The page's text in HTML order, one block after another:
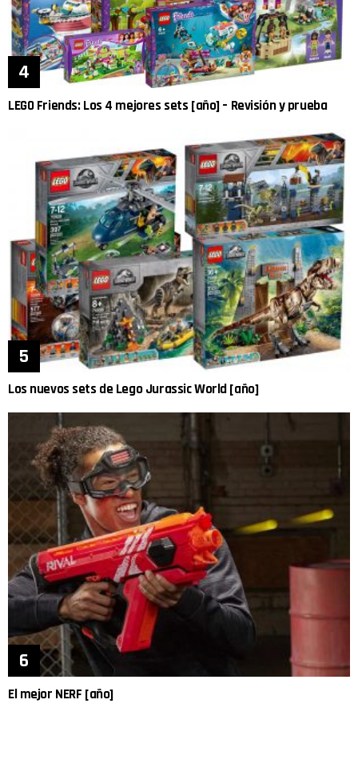
LEGO Friends: Los 4 mejores sets [año] – Revisión y prueba
Los nuevos sets de Lego Jurassic World [año]
El mejor NERF [año]